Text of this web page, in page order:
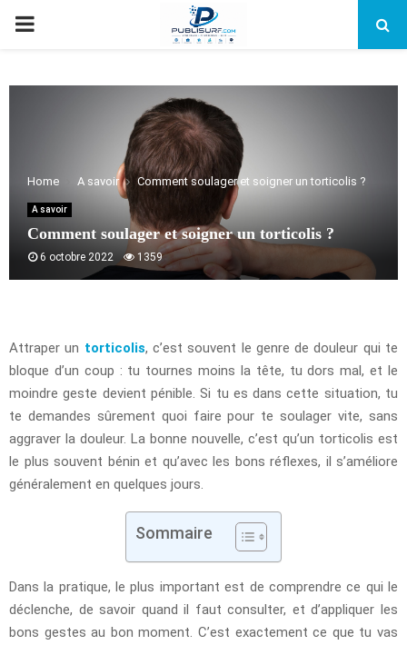
PRIMARY
Home A savoir Comment soulager et soigner un torticolis ?
A savoir
Comment soulager et soigner un torticolis ?
6 octobre 2022 1359
Attraper un torticolis, c’est souvent le genre de douleur qui te
bloque d’un coup : tu tournes moins la tête, tu dors mal, et le
moindre geste devient pénible. Si tu es dans cette situation, tu
te demandes sûrement quoi faire pour te soulager vite, sans
aggraver la douleur. La bonne nouvelle, c’est qu’un torticolis est
le plus souvent bénin et qu’avec les bons réflexes, il s’améliore
généralement en quelques jours.
Sommaire
Dans la pratique, le plus important est de comprendre ce qui le
déclenche, de savoir quand il faut consulter, et d’appliquer les
bons gestes au bon moment. C’est exactement ce que tu vas